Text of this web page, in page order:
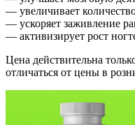
— увеличивает
— ускоряет заживление
— активизирует рост
Цена действительна
отличаться от цены в